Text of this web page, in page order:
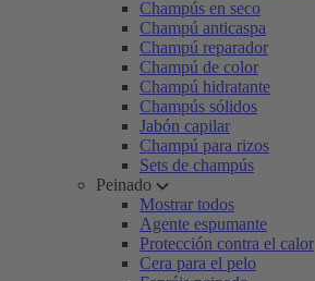
Champús en seco
Champú anticaspa
Champú reparador
Champú de color
Champú hidratante
Champús sólidos
Jabón capilar
Champú para rizos
Sets de champús
Peinado
Mostrar todos
Agente espumante
Protección contra el calor
Cera para el pelo